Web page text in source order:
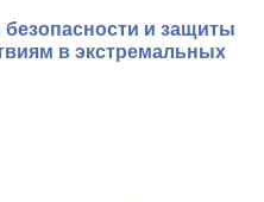
и защиты
в экстремальных